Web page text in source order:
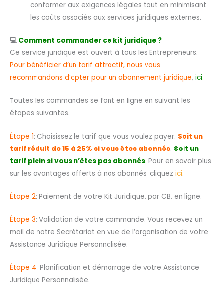
conformer aux exigences légales tout en minimisant
les coûts associés aux services juridiques externes.
💻 Comment commander ce kit juridique ?
Ce service juridique est ouvert à tous les Entrepreneurs.
Pour bénéficier d’un tarif attractif, nous vous
recommandons d’opter pour un abonnement juridique, ici.
Toutes les commandes se font en ligne en suivant les
étapes suivantes.
Étape 1: Choisissez le tarif que vous voulez payer. Soit un
tarif réduit de 15 à 25% si vous êtes abonnés. Soit un
tarif plein si vous n’êtes pas abonnés. Pour en savoir plus
sur les avantages offerts à nos abonnés, cliquez ici.
Étape 2: Paiement de votre Kit Juridique, par CB, en ligne.
Étape 3: Validation de votre commande. Vous recevez un
mail de notre Secrétariat en vue de l’organisation de votre
Assistance Juridique Personnalisée.
Étape 4: Planification et démarrage de votre Assistance
Juridique Personnalisée.